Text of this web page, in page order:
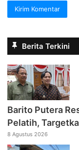
Berita Terkini
Barito Putera
Pelatih,
8 Agustus 2026